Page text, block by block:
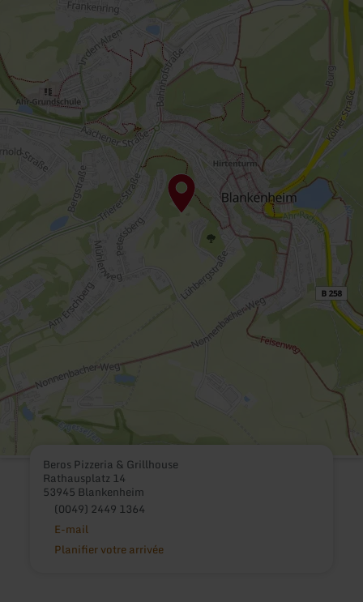
Beros Pizzeria & Grillhouse
Rathausplatz 14
53945 Blankenheim
(0049) 2449 1364
E-mail
Planifier votre arrivée